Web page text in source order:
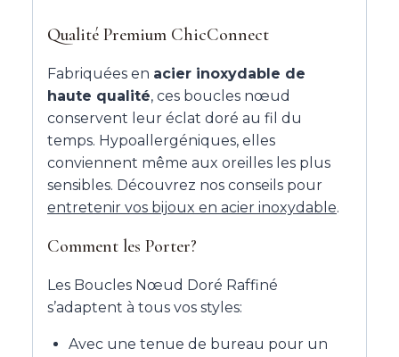
Qualité Premium ChicConnect
Fabriquées en acier inoxydable de
haute qualité, ces boucles nœud
conservent leur éclat doré au fil du
temps. Hypoallergéniques, elles
conviennent même aux oreilles les plus
sensibles. Découvrez nos conseils pour
entretenir vos bijoux en acier inoxydable.
Comment les Porter?
Les Boucles Nœud Doré Raffiné
s’adaptent à tous vos styles:
Avec une tenue de bureau pour un